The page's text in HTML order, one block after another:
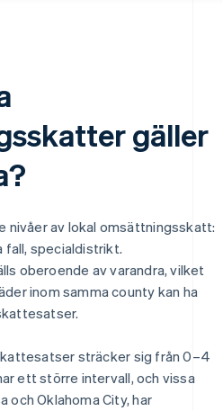
gäller
nivåer av lokal omsättningsskatt:
fall, specialdistrikt.
oberoende av varandra, vilket
inom samma county kan ha
sträcker sig från 0–4
ett större intervall, och vissa
och Oklahoma City, har